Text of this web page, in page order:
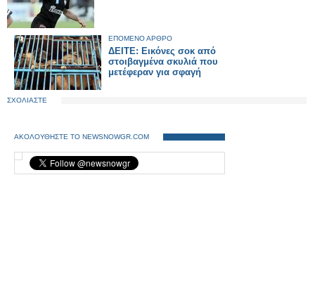
ΕΠΟΜΕΝΟ ΑΡΘΡΟ
ΔΕΙΤΕ: Εικόνες σοκ από
στοιβαγμένα σκυλιά που
μετέφεραν για σφαγή
ΣΧΟΛΙΑΣΤΕ
ΑΚΟΛΟΥΘΗΣΤΕ ΤΟ NEWSNOWGR.COM